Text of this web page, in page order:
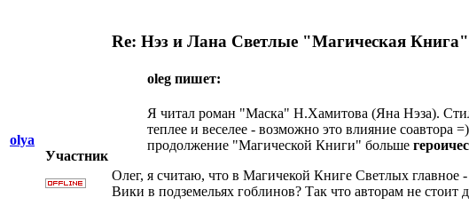
olya
Участник
Re: Нэз и Лана Светлые "Магическая Книга"
oleg пишет:
Я читал роман "Маска" Н.Хамитова (Яна Нэза).
теплее и веселее - возможно это влияние
продолжение "Магической Книги" больше
Олег, я считаю, что в Магичекой Книге Светлых главное
Вики в подземельях гоблинов? Так что авторам не стоит